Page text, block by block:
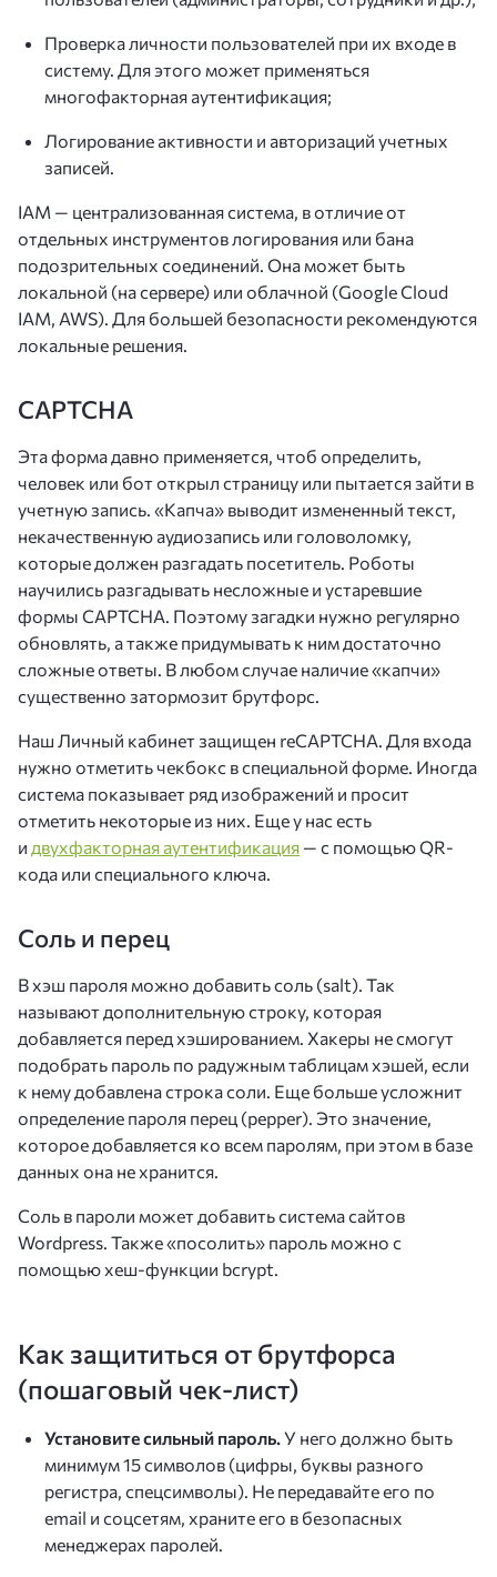
Проверка личности пользователей при их входе в
систему. Для этого может применяться
многофакторная аутентификация;
Логирование активности и авторизаций учетных
записей.
IAM — централизованная система, в отличие от
отдельных инструментов логирования или бана
подозрительных соединений. Она может быть
локальной (на сервере) или облачной (Google Cloud
IAM, AWS). Для большей безопасности рекомендуются
локальные решения.
CAPTCHA
Эта форма давно применяется, чтоб определить,
человек или бот открыл страницу или пытается зайти в
учетную запись. «Капча» выводит измененный текст,
некачественную аудиозапись или головоломку,
которые должен разгадать посетитель. Роботы
научились разгадывать несложные и устаревшие
формы CAPTCHA. Поэтому загадки нужно регулярно
обновлять, а также придумывать к ним достаточно
сложные ответы. В любом случае наличие «капчи»
существенно затормозит брутфорс.
Наш Личный кабинет защищен reCAPTCHA. Для входа
нужно отметить чекбокс в специальной форме. Иногда
система показывает ряд изображений и просит
отметить некоторые из них. Еще у нас есть
и двухфакторная аутентификация — с помощью QR-
кода или специального ключа.
Соль и перец
В хэш пароля можно добавить соль (salt). Так
называют дополнительную строку, которая
добавляется перед хэшированием. Хакеры не смогут
подобрать пароль по радужным таблицам хэшей, если
к нему добавлена строка соли. Еще больше усложнит
определение пароля перец (pepper). Это значение,
которое добавляется ко всем паролям, при этом в базе
данных она не хранится.
Соль в пароли может добавить система сайтов
Wordpress. Также «посолить» пароль можно с
помощью хеш-функции bcrypt.
Как защититься от брутфорса
(пошаговый чек-лист)
Установите сильный пароль.У него должно быть
минимум 15 символов (цифры, буквы разного
регистра, спецсимволы). Не передавайте его по
email и соцсетям, храните его в безопасных
менеджерах паролей.